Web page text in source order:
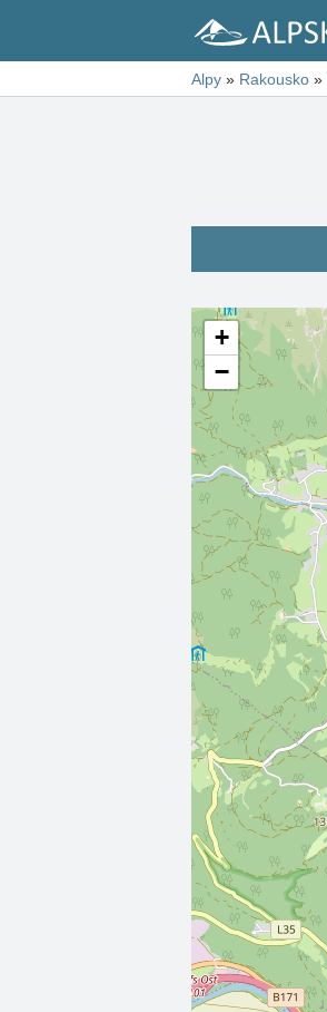
Alpy » Rakousko »
+
−